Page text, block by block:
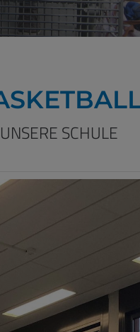
UNSERE SCHULE